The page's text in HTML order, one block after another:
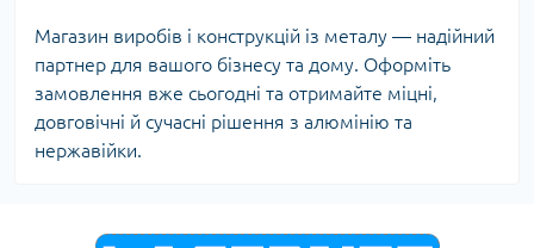
Магазин виробів і конструкцій із металу — надійний
партнер для вашого бізнесу та дому. Оформіть
замовлення вже сьогодні та отримайте міцні,
довговічні й сучасні рішення з алюмінію та
нержавійки.